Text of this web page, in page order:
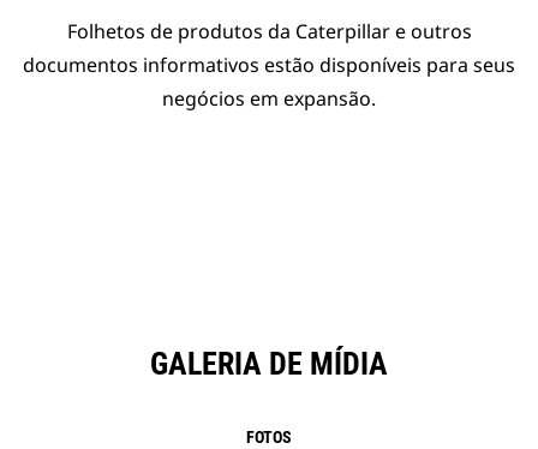
Folhetos de produtos da Caterpillar e outros
documentos informativos estão disponíveis para seus
negócios em expansão.
GALERIA DE MÍDIA
FOTOS